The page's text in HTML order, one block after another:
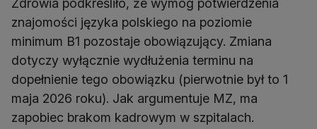
Zdrowia podkreśliło, że wymóg potwierdzenia
znajomości języka polskiego na poziomie
minimum B1 pozostaje obowiązujący. Zmiana
dotyczy wyłącznie wydłużenia terminu na
dopełnienie tego obowiązku (pierwotnie był to 1
maja 2026 roku). Jak argumentuje MZ, ma
zapobiec brakom kadrowym w szpitalach.